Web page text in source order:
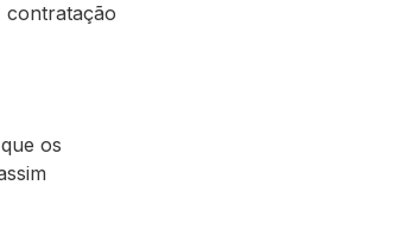
contratação
os